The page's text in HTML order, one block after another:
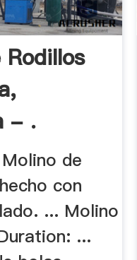
- .
de
con
... Molino
...